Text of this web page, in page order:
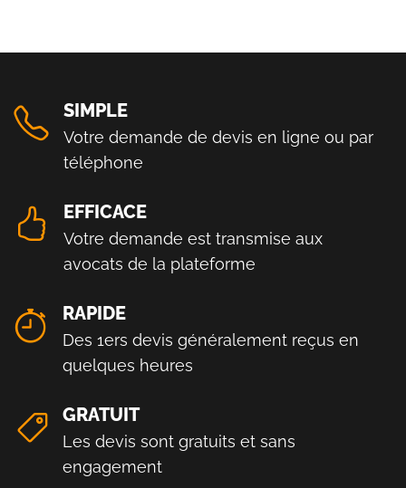
SIMPLE
Votre demande de devis en ligne ou par
téléphone
EFFICACE
Votre demande est transmise aux
avocats de la plateforme
RAPIDE
Des 1ers devis généralement reçus en
quelques heures
GRATUIT
Les devis sont gratuits et sans
engagement